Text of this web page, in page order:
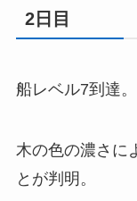
2日目
船レベル7到達。
木の色の濃さに
とが判明。